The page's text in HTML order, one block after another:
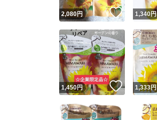
2,080円 いいね！
1,340円
1,450円 いいね！
1,333円